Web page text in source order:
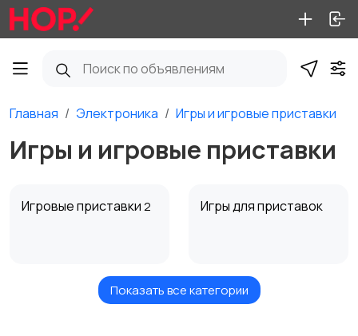
Главная Электроника Игры и игровые приставки
Игры и игровые приставки
Игровые приставки 2 Игры для приставок
Компьютерные игры
Показать все категории